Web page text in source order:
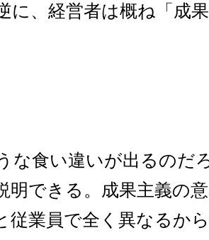
に、経営者は概ね「成
な食い違いが出るのだ
明できる。成果主義の
従業員で全く異なるか